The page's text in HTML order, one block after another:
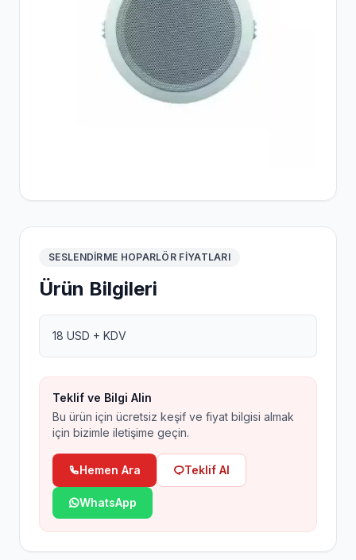
SESLENDIRME HOPARLÖR FIYATLARI
Ürün Bilgileri
18 USD + KDV
Teklif ve Bilgi Alin
Bu ürün için ücretsiz keşif ve fiyat bilgisi almak
için bizimle iletişime geçin.
Hemen Ara Teklif Al
WhatsApp